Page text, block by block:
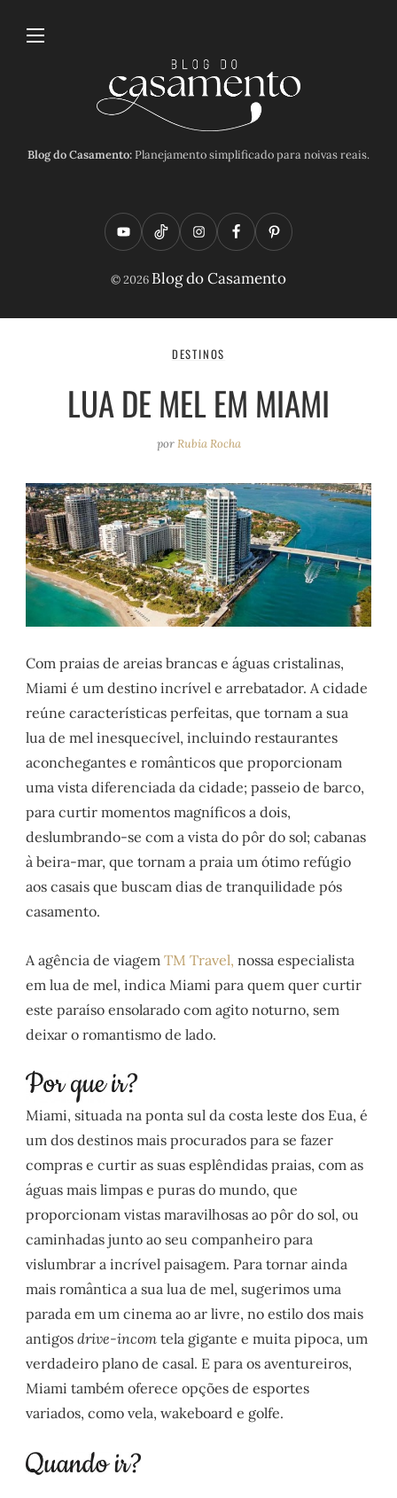
Blog do Casamento:Planejamento simplificado para noivas reais.
Y
o
t
T
i
t
I
n
t
a
F
a
e
o
P
i
t
e
© 2026 Blog do Casamento
DESTINOS
LUA DE MEL EM MIAMI
porRubia Rocha
Com praias de areias brancas e águas cristalinas,
Miami é um destino incrível e arrebatador. A cidade
reúne características perfeitas, que tornam a sua
lua de mel inesquecível, incluindo restaurantes
aconchegantes e românticos que proporcionam
uma vista diferenciada da cidade; passeio de barco,
para curtir momentos magníficos a dois,
deslumbrando-se com a vista do pôr do sol; cabanas
à beira-mar, que tornam a praia um ótimo refúgio
aos casais que buscam dias de tranquilidade pós
casamento.
A agência de viagemTM Travel, nossa especialista
em lua de mel, indica Miami para quem quer curtir
este paraíso ensolarado com agito noturno, sem
deixar o romantismo de lado.
Miami, situada na ponta sul da costa leste dos Eua, é
um dos destinos mais procurados para se fazer
compras e curtir as suas esplêndidas praias, com as
águas mais limpas e puras do mundo, que
proporcionam vistas maravilhosas ao pôr do sol, ou
caminhadas junto ao seu companheiro para
vislumbrar a incrível paisagem. Para tornar ainda
mais romântica a sua lua de mel, sugerimos uma
parada em um cinema ao ar livre, no estilo dos mais
antigos drive-incom tela gigante e muita pipoca, um
verdadeiro plano de casal. E para os aventureiros,
Miami também oferece opções de esportes
variados, como vela, wakeboard e golfe.